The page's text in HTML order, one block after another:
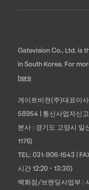
Gatevision Co., Ltd. is
in South Korea. For
here
게이트비젼(주)대표이
58954 | 통신사업자신
본사 : 경기도 고양시 일
1176)
TEL:031-906-1543 |
시간 12:20 ~ 13:30)
백화점/브랜딩사업부 :